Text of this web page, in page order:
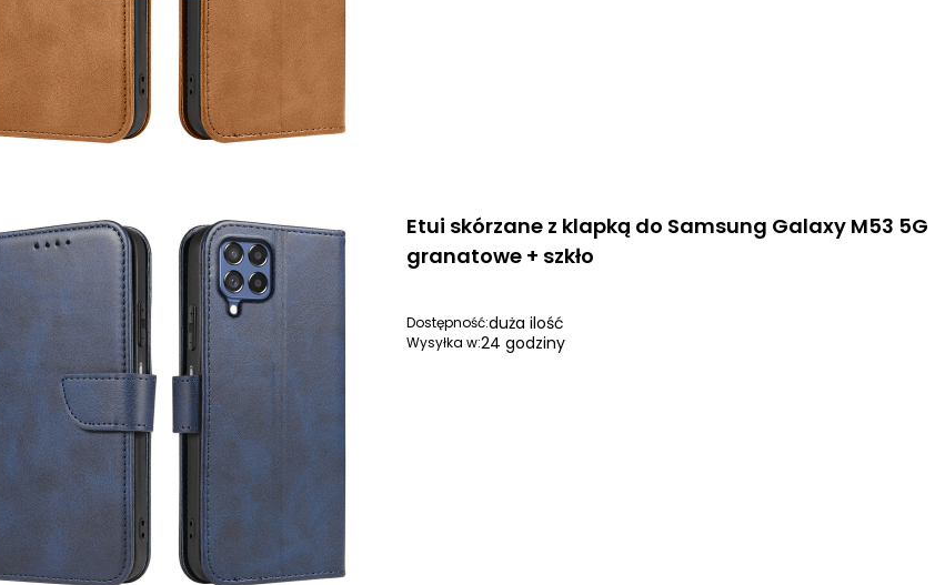
Etui skórzane z klapką do Samsung Galaxy M53 5G
granatowe + szkło
Dostępność:duża ilość
Wysyłka w:24 godziny